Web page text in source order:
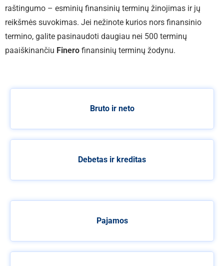
raštingumo – esminių finansinių terminų žinojimas ir jų
reikšmės suvokimas. Jei nežinote kurios nors finansinio
termino, galite pasinaudoti daugiau nei 500 terminų
paaiškinančiu Finero finansinių terminų žodynu.
Bruto ir neto
Debetas ir kreditas
Pajamos